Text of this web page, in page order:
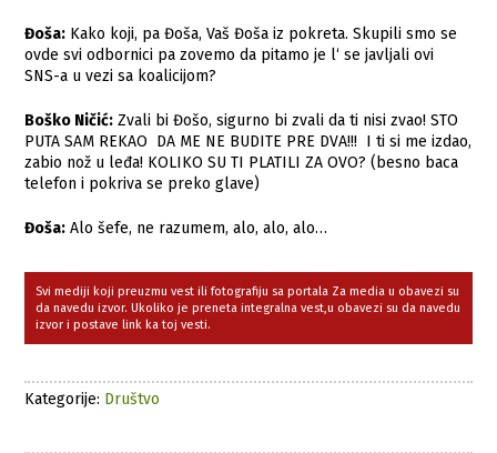
Đoša: Kako koji, pa Đoša, Vaš Đoša iz pokreta. Skupili smo se
ovde svi odbornici pa zovemo da pitamo je l‘ se javljali ovi
SNS-a u vezi sa koalicijom?
Boško Ničić: Zvali bi Đošo, sigurno bi zvali da ti nisi zvao! STO
PUTA SAM REKAO DA ME NE BUDITE PRE DVA!!! I ti si me izdao,
zabio nož u leđa! KOLIKO SU TI PLATILI ZA OVO? (besno baca
telefon i pokriva se preko glave)
Đoša: Alo šefe, ne razumem, alo, alo, alo…
Svi mediji koji preuzmu vest ili fotografiju sa portala Za media u obavezi su
da navedu izvor. Ukoliko je preneta integralna vest,u obavezi su da navedu
izvor i postave link ka toj vesti.
Kategorije: Društvo